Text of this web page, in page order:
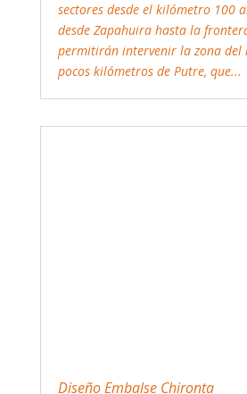
sectores desde el kilómetro 100
desde Zapahuira hasta la
permitirán intervenir la zona del
pocos kilómetros de Putre, que...
Estudio en ejecución que